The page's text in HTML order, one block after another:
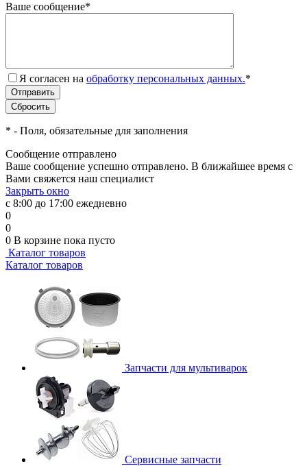
Ваше сообщение*
Я согласен на обработку персональных данных.*
* - Поля, обязательные для заполнения
Сообщение отправлено
Ваше сообщение успешно отправлено. В ближайшее время с
Вами свяжется наш специалист
Закрыть окно
с 8:00 до 17:00 ежедневно
0
0
0 В корзине пока пусто
Каталог товаров
Каталог товаров
Запчасти для мультиварок
Сервисные запчасти